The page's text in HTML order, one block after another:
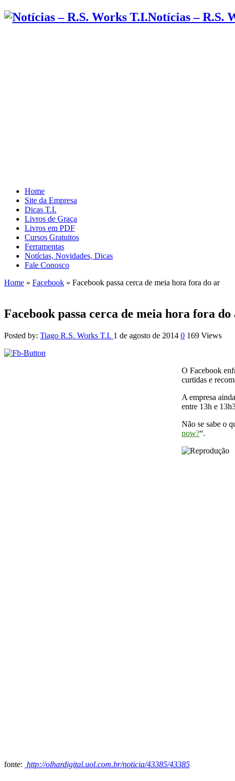
Notícias – R.S.
Home
Site da Empresa
Dicas T.I.
Livros de Graça
Livros em PDF
Cursos Gratuitos
Ferramentas
Notícias, Novidades, Dicas
Fale Conosco
Home » Facebook » Facebook passa cerca de meia hora fora do ar
Facebook passa cerca de meia hora fora do
Posted by: Tiago R.S. Works T.I. 1 de agosto de 2014 0 169 Views
O Facebook
curtidas e
A empresa
entre 13h e
Não se sabe o
now?“.
fonte: http://olhardigital.uol.com.br/noticia/43385/43385